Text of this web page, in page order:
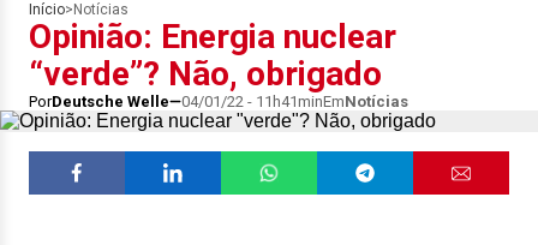
Início> Notícias
Opinião: Energia nuclear
“verde”? Não, obrigado
PorDeutsche Welle 04/01/22 - 11h41minEmNotícias